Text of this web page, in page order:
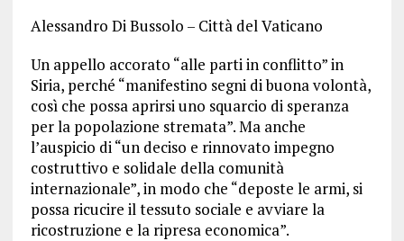
Alessandro Di Bussolo – Città del Vaticano
Un appello accorato “alle parti in conflitto” in
Siria, perché “manifestino segni di buona volontà,
così che possa aprirsi uno squarcio di speranza
per la popolazione stremata”. Ma anche
l’auspicio di “un deciso e rinnovato impegno
costruttivo e solidale della comunità
internazionale”, in modo che “deposte le armi, si
possa ricucire il tessuto sociale e avviare la
ricostruzione e la ripresa economica”.